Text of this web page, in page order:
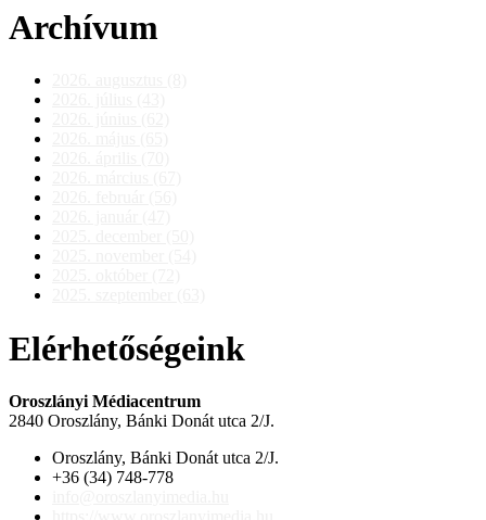
Archívum
Elérhetőségeink
Oroszlányi Médiacentrum
2840 Oroszlány, Bánki Donát utca 2/J.
Oroszlány, Bánki Donát utca 2/J.
+36 (34) 748-778